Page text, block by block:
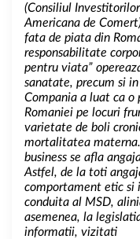
(Consiliul
Americana de
fata de piata din
responsabilitate
pentru viata”
sanatate, precum si
Compania a luat ca o
Romaniei pe locuri
varietate de boli
mortalitatea materna.
business se afla
Astfel, de la toti
comportament etic si
conduita al MSD,
asemenea, la
informatii, vizitati